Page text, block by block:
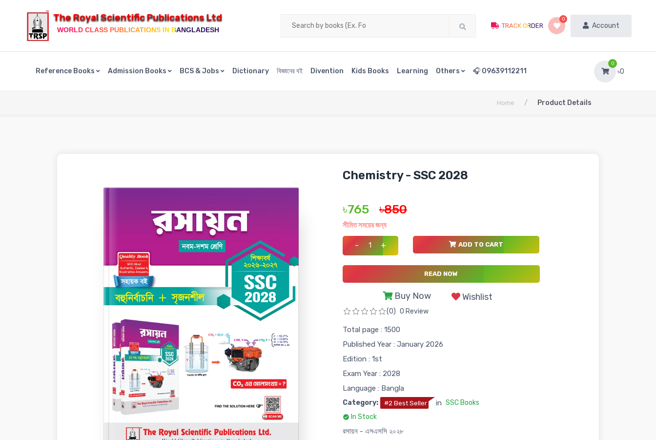
The Royal Scientific Publications Ltd
WORLD CLASS PUBLICATIONS IN BANGLADESH
TRACK ORDER
0
Account
Reference Books Admission Books BCS & Jobs Dictionary বিজ্ঞানের বই Divention Kids Books Learning Others 🎧 09639112211
0
৳0
Home / Product Details
Chemistry - SSC 2028
৳765 ৳850
সীমিত সময়ের জন্য
- + ADD TO CART
READ NOW
Buy Now Wishlist
(0) 0 Review
Total page : 1500
Published Year : January 2026
Edition : 1st
Exam Year : 2028
Language : Bangla
Category: #2 Best Seller in SSC Books
In Stock
রসায়ন - এসএসসি ২০২৮